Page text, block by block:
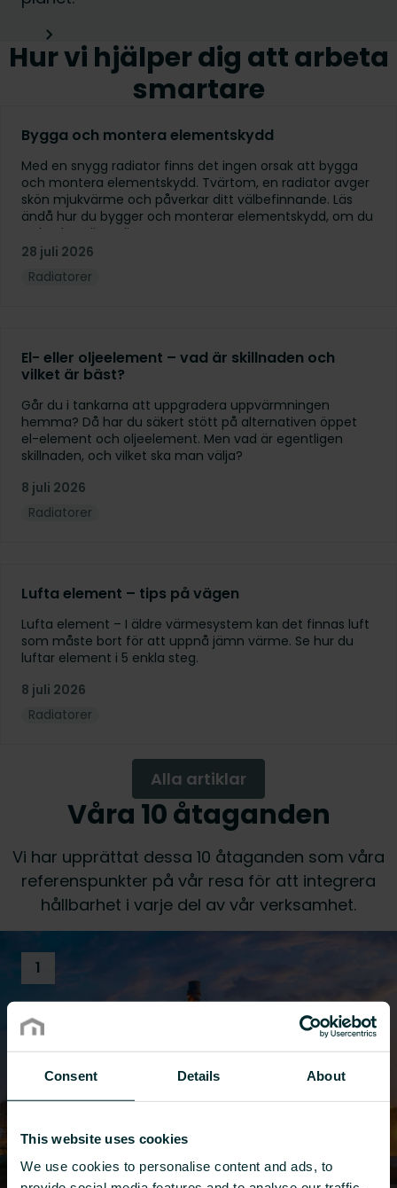
Consent Details About
This website uses cookies
We use cookies to personalise content and ads, to
Hur vi hjälper dig att arbeta
smartare
Bygga och montera elementskydd
Med en snygg radiator finns det ingen orsak att bygga
och montera elementskydd. Tvärtom, en radiator avger
skön mjukvärme och påverkar ditt välbefinnande. Läs
ändå hur du bygger och monterar elementskydd, om du
redan bestämt dig.
28 juli 2026
Radiatorer
El- eller oljeelement – vad är skillnaden och
vilket är bäst?
Går du i tankarna att uppgradera uppvärmningen
hemma? Då har du säkert stött på alternativen öppet
el-element och oljeelement. Men vad är egentligen
skillnaden, och vilket ska man välja?
8 juli 2026
Radiatorer
Lufta element – tips på vägen
Lufta element – I äldre värmesystem kan det finnas luft
som måste bort för att uppnå jämn värme. Se hur du
luftar element i 5 enkla steg.
8 juli 2026
Radiatorer
Alla artiklar
Våra 10 åtaganden
Vi har upprättat dessa 10 åtaganden som våra
referenspunkter på vår resa för att integrera
hållbarhet i varje del av vår verksamhet.
1